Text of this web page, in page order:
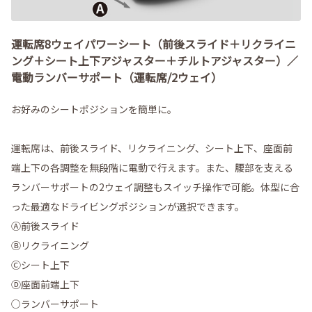
運転席8ウェイパワーシート（前後スライド＋リクライニ
ング＋シート上下アジャスター＋チルトアジャスター）／
電動ランバーサポート（運転席/2ウェイ）
お好みのシートポジションを簡単に。
運転席は、前後スライド、リクライニング、シート上下、座面前
端上下の各調整を無段階に電動で行えます。また、腰部を支える
ランバーサポートの2ウェイ調整もスイッチ操作で可能。体型に合
った最適なドライビングポジションが選択できます。
Ⓐ前後スライド
Ⓑリクライニング
Ⓒシート上下
Ⓓ座面前端上下
○ランバーサポート